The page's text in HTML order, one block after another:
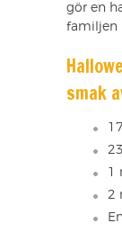
gör en
familjen
smak
1
2